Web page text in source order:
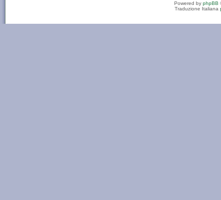
Powered by phpBB
Traduzione Italiana